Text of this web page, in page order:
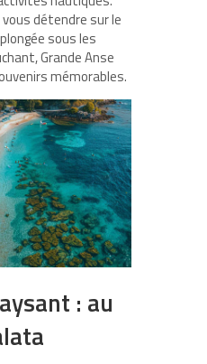
détendre sur le
sous les
Grande Anse
mémorables.
: au